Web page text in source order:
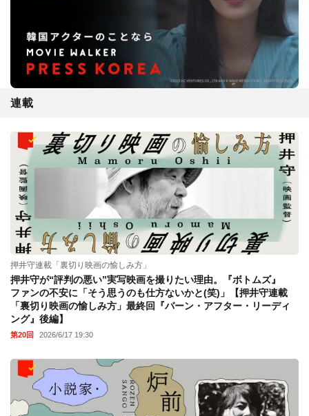
連載
押井守連載「裏切り映画の愉しみ方」
押井守が“評判の悪い”実写映画を撮りたい理由。『ボトムズ』
ファンの不安に「そう思うのも仕方ないかと(笑)」【押井守連載
「裏切り映画の愉しみ方」最終回『バーン・アフター・リーディ
ング』後編】
第20回 2026/6/17 19:30